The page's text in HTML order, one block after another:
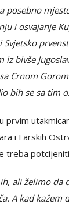
posebno
i osvajanje
Svjetsko
bivše
Crnom
bih se sa tim
prvim
i Farskih
treba
ali želimo da
A kad